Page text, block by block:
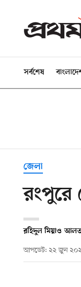
সর্বশেষ
জেলা
রংপুরে
রহিদুল মিয়াও
আপডেট: ২২ জুন